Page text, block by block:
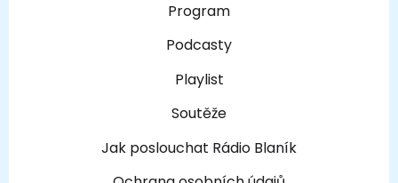
Program
Podcasty
Playlist
Soutěže
Jak poslouchat Rádio Blaník